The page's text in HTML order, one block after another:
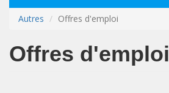
Autres Offres d'emploi
Offres d'emploi